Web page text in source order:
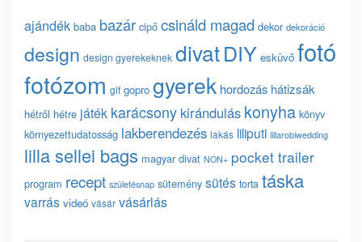
ajándék baba bazár cipő csináld magad dekor dekoráció
design design gyerekeknek divatDIY esküvő fotó
fotózom gif gopro gyerek hordozás hátizsák
hétről hétre játék karácsony kirándulás konyha könyv
környezettudatosság lakberendezés lakás liliputi lillarobiwedding
lilla sellei bags magyar divat NON+ pocket trailer
program recept születésnap sütemény sütés torta táska
varrás videó vásár vásárlás